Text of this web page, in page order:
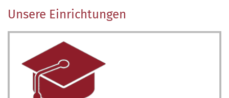
Unsere Einrichtungen